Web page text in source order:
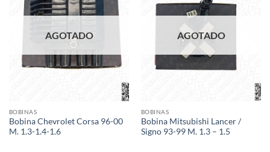
AGOTADO
BOBINAS
Bobina Chevrolet Corsa 96-00
M. 1.3-1.4-1.6
AGOTADO
BOBINAS
Bobina Mitsubishi Lancer /
Signo 93-99 M. 1.3 – 1.5